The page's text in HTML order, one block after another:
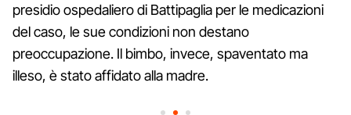
presidio ospedaliero di Battipaglia per le medicazioni
del caso, le sue condizioni non destano
preoccupazione. Il bimbo, invece, spaventato ma
illeso, è stato affidato alla madre.